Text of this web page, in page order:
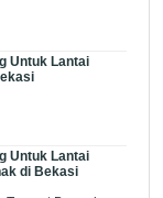
Untuk Lantai
Untuk Lantai
di Bekasi